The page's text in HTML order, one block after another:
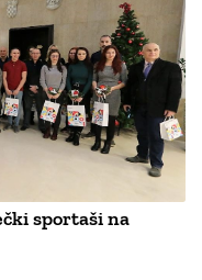
sportaši na